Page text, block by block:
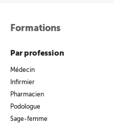
Formations
Par profession
Médecin
Infirmier
Pharmacien
Podologue
Sage-femme